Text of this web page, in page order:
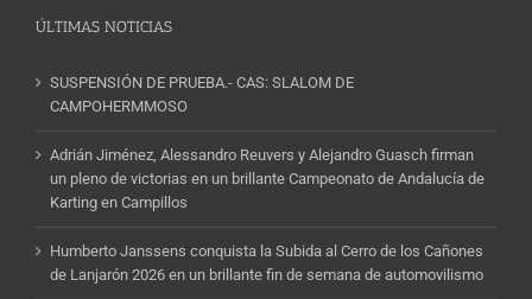
ÚLTIMAS NOTICIAS
SUSPENSIÓN DE PRUEBA.- CAS: SLALOM DE
CAMPOHERMMOSO
Adrián Jiménez, Alessandro Reuvers y Alejandro Guasch firman
un pleno de victorias en un brillante Campeonato de Andalucía de
Karting en Campillos
Humberto Janssens conquista la Subida al Cerro de los Cañones
de Lanjarón 2026 en un brillante fin de semana de automovilismo